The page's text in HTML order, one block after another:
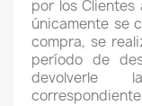
por los
únicamente se
compra, se
período de
devolverle